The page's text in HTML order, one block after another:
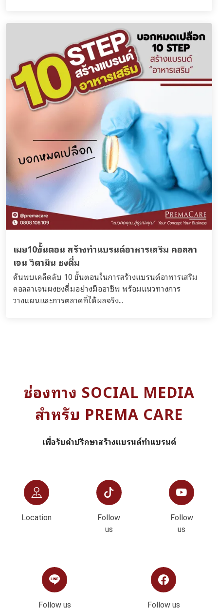
เผย10ขั้นตอน สร้างทำแบรนด์อาหารเสริม คอลลา
เจน วิตามิน ชงดื่ม
ค้นพบเคล็ดลับ 10 ขั้นตอนในการสร้างแบรนด์อาหารเสริม
คอลลาเจนผงชงดื่มอย่างมืออาชีพ พร้อมแนวทางการ
วางแผนและการตลาดที่ได้ผลจริง...
ช่องทาง SOCIAL MEDIA
สำหรับ PREMA CARE
เพื่อรับคำปรึกษาสร้างแบรนด์ทำแบรนด์
Location
Follow
us
Follow
us
Follow us Follow us